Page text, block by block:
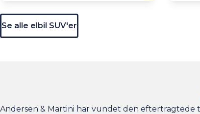
Se alle elbil SUV'er
Andersen & Martini har vundet den eftertragtede